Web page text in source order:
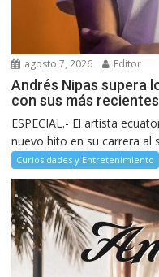
agosto 7, 2026 Editor
Andrés Nipas supera
con sus más
ESPECIAL.- El artista
nuevo hito en su carrera al
Curiosidades y Entretenimiento